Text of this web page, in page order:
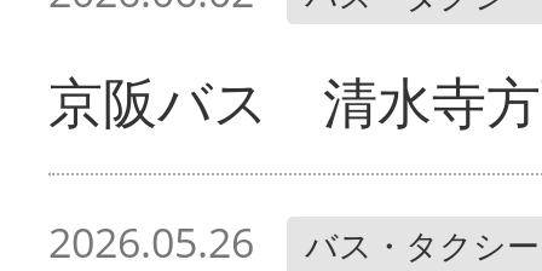
京阪バス 清水寺
2026.05.26 バス・タクシー